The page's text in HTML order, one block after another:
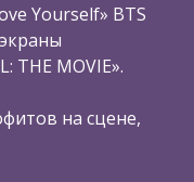
Yourself» BTS
THE MOVIE».
на сцене,